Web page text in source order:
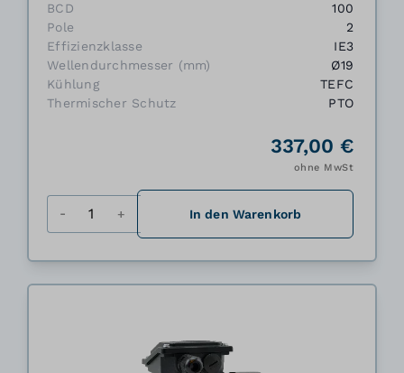
BCD
100
Pole
2
Effizienzklasse
IE3
Wellendurchmesser (mm)
Ø19
Kühlung
TEFC
Thermischer Schutz
PTO
337,00 €
ohne MwSt
In den Warenkorb